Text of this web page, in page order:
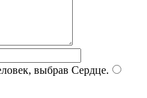
выбрав Сердце.